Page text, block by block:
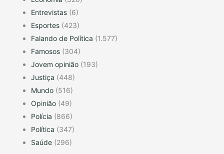
Entrevistas (6)
Esportes (423)
Falando de Política (1.577)
Famosos (304)
Jovem opinião (193)
Justiça (448)
Mundo (516)
Opinião (49)
Polícia (866)
Política (347)
Saúde (296)